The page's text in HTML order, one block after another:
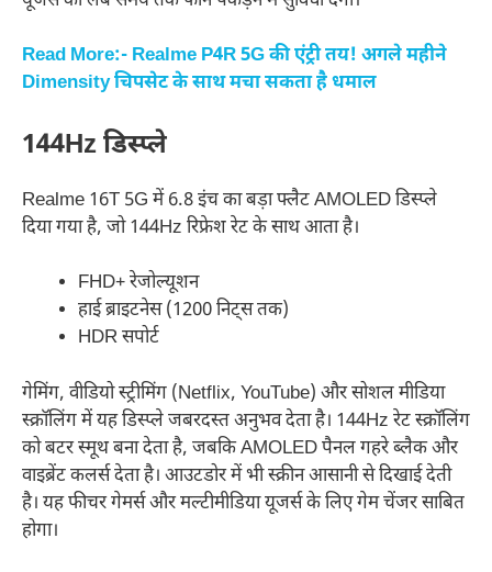
Read More:- Realme P4R 5G की एंट्री तय! अगले महीने
Dimensity चिपसेट के साथ मचा सकता है धमाल
144Hz डिस्प्ले
Realme 16T 5G में 6.8 इंच का बड़ा फ्लैट AMOLED डिस्प्ले
दिया गया है, जो 144Hz रिफ्रेश रेट के साथ आता है।
FHD+ रेजोल्यूशन
हाई ब्राइटनेस (1200 निट्स तक)
HDR सपोर्ट
गेमिंग, वीडियो स्ट्रीमिंग (Netflix, YouTube) और सोशल मीडिया
स्क्रॉलिंग में यह डिस्प्ले जबरदस्त अनुभव देता है। 144Hz रेट स्क्रॉलिंग
को बटर स्मूथ बना देता है, जबकि AMOLED पैनल गहरे ब्लैक और
वाइब्रेंट कलर्स देता है। आउटडोर में भी स्क्रीन आसानी से दिखाई देती
है। यह फीचर गेमर्स और मल्टीमीडिया यूजर्स के लिए गेम चेंजर साबित
होगा।